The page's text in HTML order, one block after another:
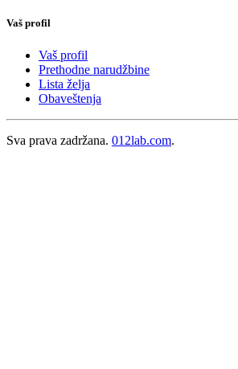
Vaš profil
Vaš profil
Prethodne narudžbine
Lista želja
Obaveštenja
Sva prava zadržana. 012lab.com.